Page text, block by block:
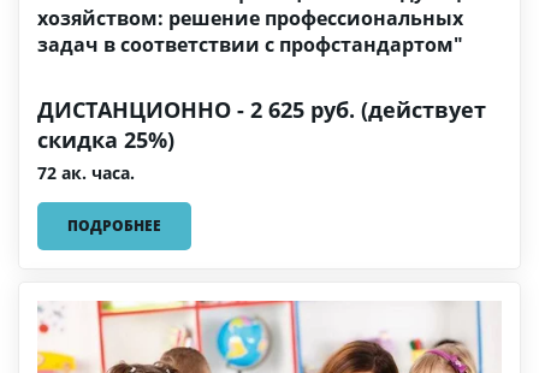
хозяйством: решение профессиональных
задач в соответствии с профстандартом"
ДИСТАНЦИОННО - 2 625 руб. (действует
скидка 25%)
72 ак. часа.
ПОДРОБНЕЕ